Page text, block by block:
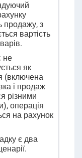
продажу, з
вартість
не
як
(включена
і продаж
різними
операція
на рахунок
є два